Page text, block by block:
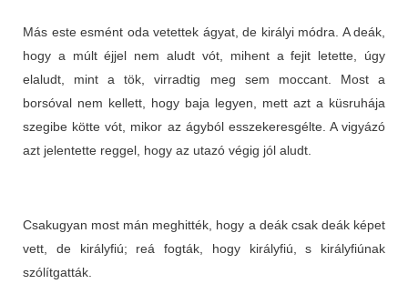
Más este esmént oda vetettek ágyat, de királyi módra. A deák,
hogy a múlt éjjel nem aludt vót, mihent a fejit letette, úgy
elaludt, mint a tök, virradtig meg sem moccant. Most a
borsóval nem kellett, hogy baja legyen, mett azt a küsruhája
szegibe kötte vót, mikor az ágyból esszekeresgélte. A vigyázó
azt jelentette reggel, hogy az utazó végig jól aludt.
Csakugyan most mán meghitték, hogy a deák csak deák képet
vett, de királyfiú; reá fogták, hogy királyfiú, s királyfiúnak
szólítgatták.